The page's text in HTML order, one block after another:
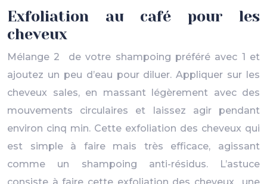
Exfoliation au café pour les
cheveux
Mélange 2 de votre shampoing préféré avec 1 et
ajoutez un peu d’eau pour diluer. Appliquer sur les
cheveux sales, en massant légèrement avec des
mouvements circulaires et laissez agir pendant
environ cinq min. Cette exfoliation des cheveux qui
est simple à faire mais très efficace, agissant
comme un shampoing anti-résidus. L’astuce